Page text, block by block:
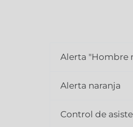
Alerta "Hombre
Alerta naranja
Control de